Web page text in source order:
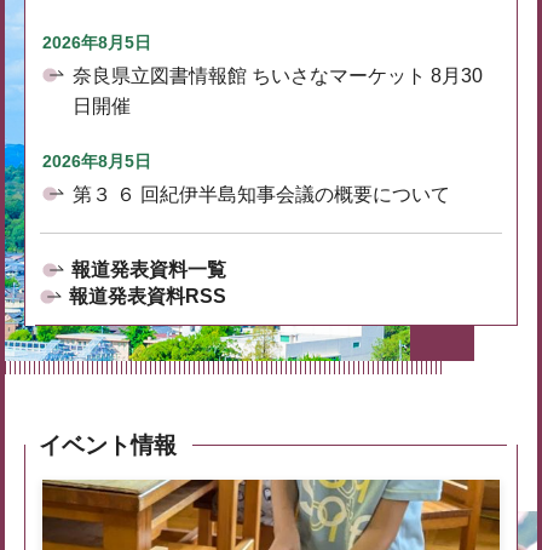
2026年8月5日
奈良県立図書情報館 ちいさなマーケット 8月30
日開催
2026年8月5日
第３ ６ 回紀伊半島知事会議の概要について
報道発表資料一覧
報道発表資料RSS
イベント情報